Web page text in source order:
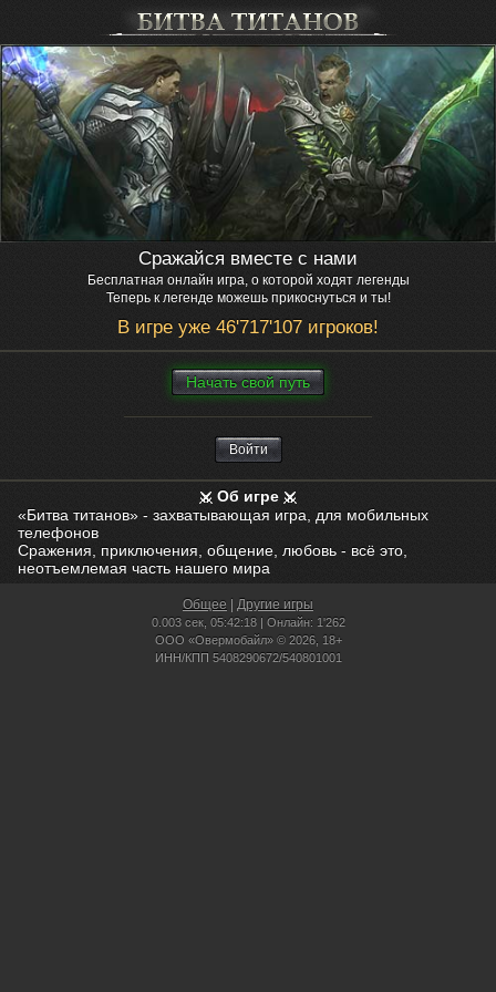
Сражайся вместе с нами
Бесплатная онлайн игра, о которой ходят легенды
Теперь к легенде можешь прикоснуться и ты!
В игре уже 46'717'107 игроков!
Нaчaть свой путь
Войти
Об игре
«Битва титанов» - захватывающая игра, для мобильных
телефонов
Сражения, приключения, общение, любовь - всё это,
неотъемлемая часть нашего мира
Общее Другие игры
0.003 сек, 05:42:18 | Онлайн: 1'262
ООО «Овермобайл» © 2026, 18+
ИНН/КПП 5408290672/540801001